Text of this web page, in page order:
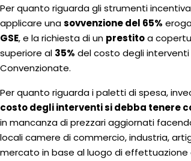
Per quanto riguarda gli strumenti
applicare unasovvenzione del 65%
GSE, e la richiesta di un prestitoa
superiore al 35% del costo degli
Convenzionate.
Per quanto riguarda i paletti di spesa,
costo degli interventi si debba tenere
in mancanza di prezzari aggiornati
locali camere di commercio, industria,
mercato in base al luogo di effettuazione